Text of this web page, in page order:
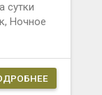
сутки
Ночное